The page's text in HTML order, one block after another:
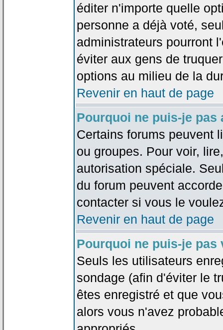
éditer n'importe quelle
personne a déjà voté,
administrateurs pourront
éviter aux gens de
options au milieu de la
Revenir en haut de page
Pourquoi ne puis-je pas
Certains forums peuvent
ou groupes. Pour voir,
autorisation spéciale.
du forum peuvent
contacter si vous le
Revenir en haut de page
Pourquoi ne puis-je pas
Seuls les utilisateurs
sondage (afin d'éviter le
êtes enregistré et que
alors vous n'avez